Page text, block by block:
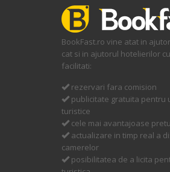
BookFast.ro vine atat in
cat si in ajutorul hotelierilor
facilitati:
rezervari fara comision
publicitate gratuita pentru
turistice
cele mai avantajoase
actualizare in timp real a
camerelor
posibilitatea de a licita